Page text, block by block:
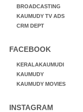
BROADCASTING
KAUMUDY TV ADS
CRM DEPT
FACEBOOK
KERALAKAUMUDI
KAUMUDY
KAUMUDY MOVIES
INSTAGRAM